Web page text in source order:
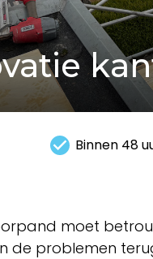
Binnen 48
moet
de problemen